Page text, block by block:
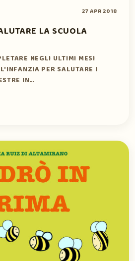
27 APR 2018
LA SCUOLA
NEGLI ULTIMI MESI
PER SALUTARE I
IN…